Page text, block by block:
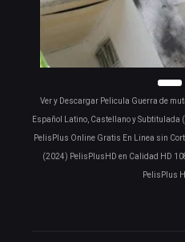
Ver y Descargar Pelicula Guerra de
Español Latino, Castellano y Subtitulada
PelisPlus Online Gratis En Linea sin
(2024) PelisPlusHD en Calidad HD
PelisPlus